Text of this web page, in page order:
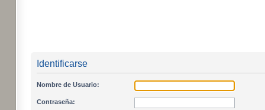
Identificarse
Nombre de Usuario:
Contraseña: